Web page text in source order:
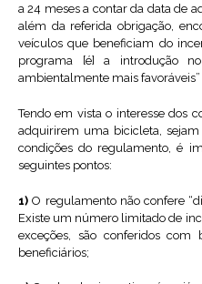
a 24 meses a contar da data de
além da referida obrigação,
veículos que beneficiam do
programa [é] a introdução
ambientalmente mais favoráveis”
Tendo em vista o interesse dos
adquirirem uma bicicleta,
condições do regulamento, é
seguintes pontos:
1) O regulamento não confere
Existe um número limitado de
exceções, são conferidos
beneficiários;